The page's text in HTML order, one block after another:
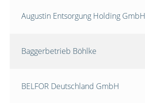
Augustin Entsorgung Holding GmbH
Baggerbetrieb Böhlke
BELFOR Deutschland GmbH